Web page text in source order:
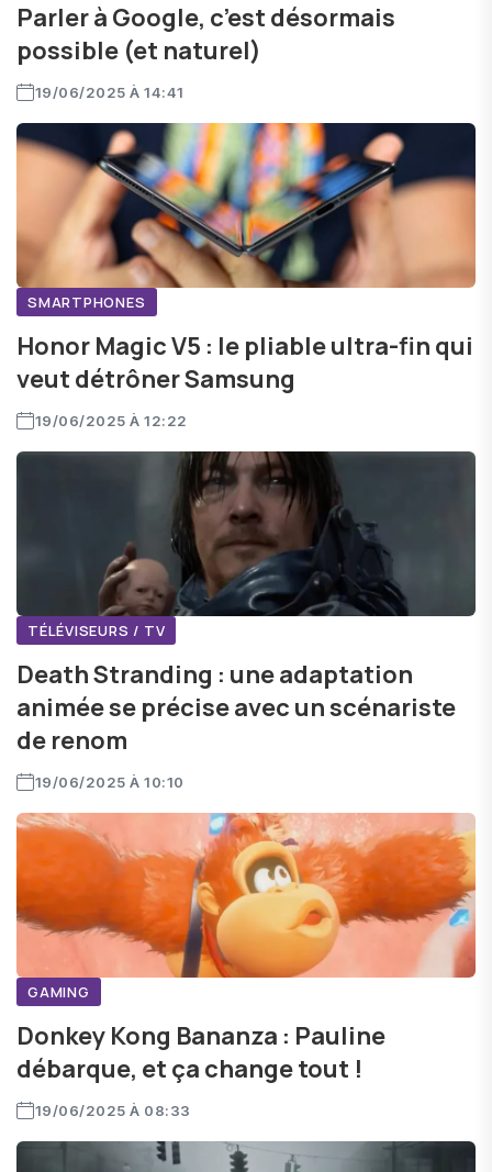
Parler à Google, c’est désormais
possible (et naturel)
19/06/2025 À 14:41
SMARTPHONES
Honor Magic V5 : le pliable ultra-fin qui
veut détrôner Samsung
19/06/2025 À 12:22
TÉLÉVISEURS / TV
Death Stranding : une adaptation
animée se précise avec un scénariste
de renom
19/06/2025 À 10:10
GAMING
Donkey Kong Bananza : Pauline
débarque, et ça change tout !
19/06/2025 À 08:33